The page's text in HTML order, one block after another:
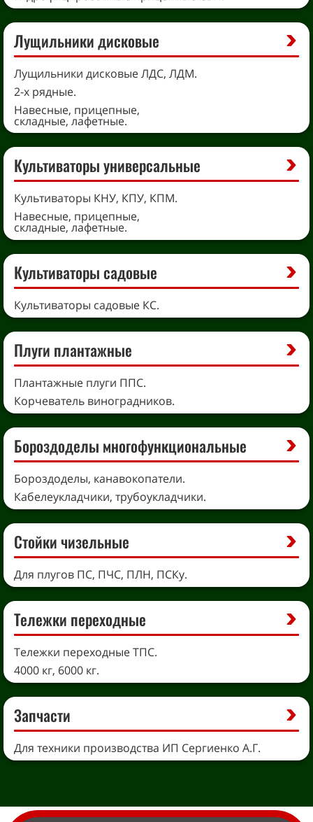
Лущильники дисковые
Лущильники дисковые ЛДС, ЛДМ.
2-х рядные.
Навесные, прицепные,
складные, лафетные.
Культиваторы универсальные
Культиваторы КНУ, КПУ, КПМ.
Навесные, прицепные,
складные, лафетные.
Культиваторы садовые
Культиваторы садовые КС.
Плуги плантажные
Плантажные плуги ППС.
Корчеватель виноградников.
Бороздоделы многофункциональные
Бороздоделы, канавокопатели.
Кабелеукладчики, трубоукладчики.
Стойки чизельные
Для плугов ПС, ПЧС, ПЛН, ПСКу.
Тележки переходные
Тележки переходные ТПС.
4000 кг, 6000 кг.
Запчасти
Для техники производства ИП Сергиенко А.Г.